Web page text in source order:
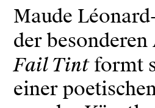
Maude
der
Fail Tintformt
einer